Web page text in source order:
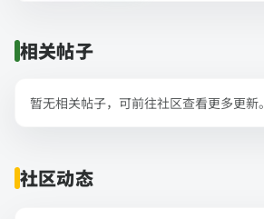
相关帖子
暂无相关帖子，可前往社区查看更多更新。
社区动态